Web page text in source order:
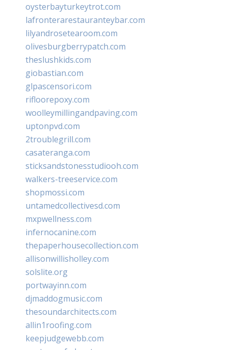
oysterbayturkeytrot.com
lafronterarestauranteybar.com
lilyandrosetearoom.com
olivesburgberrypatch.com
theslushkids.com
giobastian.com
glpascensori.com
rifloorepoxy.com
woolleymillingandpaving.com
uptonpvd.com
2troublegrill.com
casateranga.com
sticksandstonesstudiooh.com
walkers-treeservice.com
shopmossi.com
untamedcollectivesd.com
mxpwellness.com
infernocanine.com
thepaperhousecollection.com
allisonwillisholley.com
solslite.org
portwayinn.com
djmaddogmusic.com
thesoundarchitects.com
allin1roofing.com
keepjudgewebb.com